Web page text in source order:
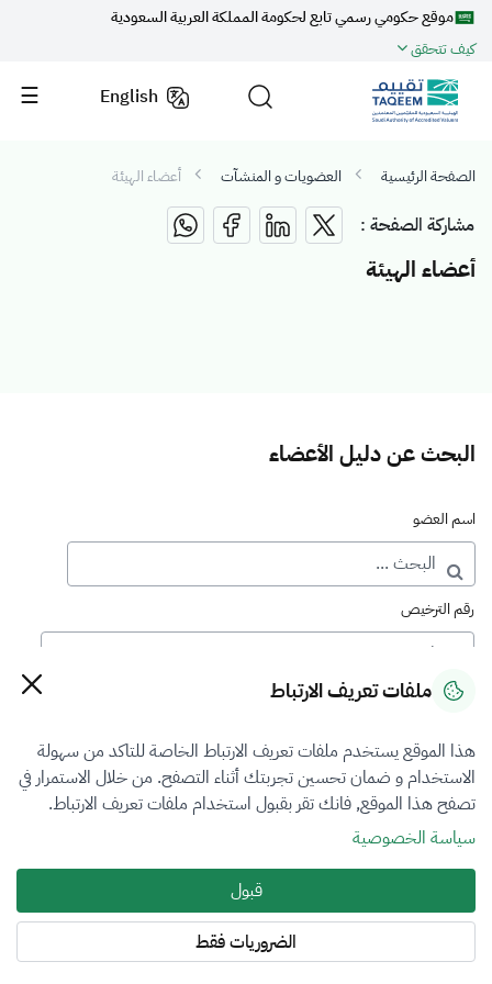
موقع حكومي رسمي تابع لحكومة المملكة العربية السعودية
كيف تتحقق
English
الصفحة الرئيسية العضويات و المنشآت أعضاء الهيئة
مشاركة الصفحة :
أعضاء الهيئة
البحث عن دليل الأعضاء
اسم العضو
رقم الترخيص
رقم العضوية
فرع التقييم
الآلات والمعدات والممتلكات المنقولة
نوع العضوية
أساسي
المنطقة
ملفات تعريف الارتباط
هذا الموقع يستخدم ملفات تعريف الارتباط الخاصة للتاكد من سهولة
الاستخدام و ضمان تحسين تجربتك أثناء التصفح. من خلال الاستمرار في
تصفح هذا الموقع, فانك تقر بقبول استخدام ملفات تعريف الارتباط.
سياسة الخصوصية
قبول
الضروريات فقط